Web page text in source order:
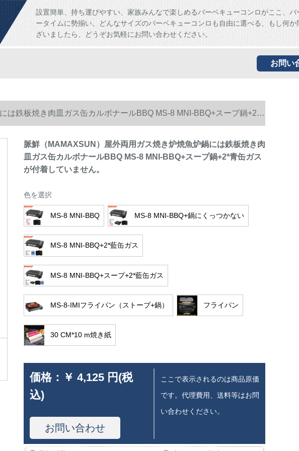
設置簡単、持ち運びやすい、家族みんなで楽しめるバーベキューコンロがここ、バ
ータイムに勢揃い。どんなサイズのバーベキューコンロも自由に選べる、もし何か
ざいましたら、どうぞお気軽にお問い合わせください。
お問い
は鉄板焼き肉皿ガス缶カルボナールBBQ MS-8 MNI-BBQ+スープ鍋+2*
脈鮮（MAMAXSUN）屋外両用ガス焼き炉焼魚炉鍋には鉄板焼き肉
皿ガス缶カルボナールBBQ MS-8 MNI-BBQ+スープ鍋+2*青缶ガス
が付着していません。
色を選択
MS-8 MNI-BBQ MS-8 MNI-BBQ+鍋にくっつかない
MS-8 MNI-BBQ+2*藍缶ガス
MS-8 MNI-BBQ+スープ+2*藍缶ガス
MS-8-IMIフライパン（ストーブ+鍋） フライパン
30 CM*10 m焼き紙
価格： ￥ 4,125 円(税
込)
お問い合わせ
ここで表示されるのは商品原価
です。代理費用、送料等はお問
い合わせください。